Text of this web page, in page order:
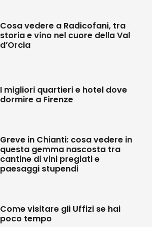
Cosa vedere a Radicofani, tra
storia e vino nel cuore della Val
d’Orcia
I migliori quartieri e hotel dove
dormire a Firenze
Greve in Chianti: cosa vedere in
questa gemma nascosta tra
cantine di vini pregiati e
paesaggi stupendi
Come visitare gli Uffizi se hai
poco tempo